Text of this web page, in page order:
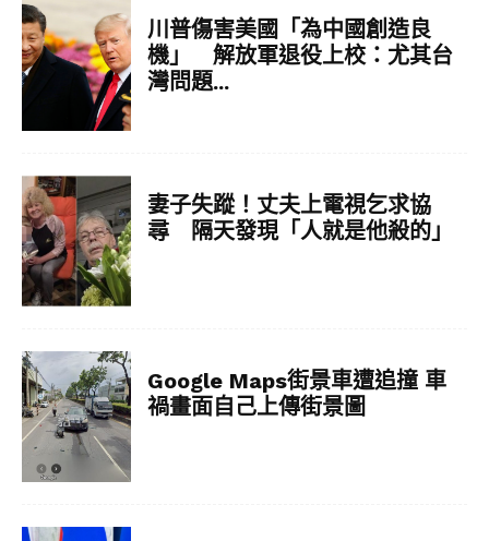
川普傷害美國「為中國創造良
機」 解放軍退役上校：尤其台
灣問題...
妻子失蹤！丈夫上電視乞求協
尋 隔天發現「人就是他殺的」
Google Maps街景車遭追撞 車
禍畫面自己上傳街景圖